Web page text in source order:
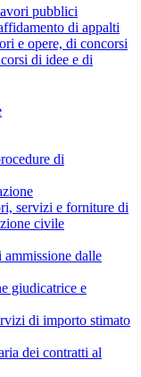
pubblici
di appalti
e opere, di concorsi
di idee e di
di
servizi e forniture di
civile
dalle
giudicatrice e
di importo stimato
dei contratti al